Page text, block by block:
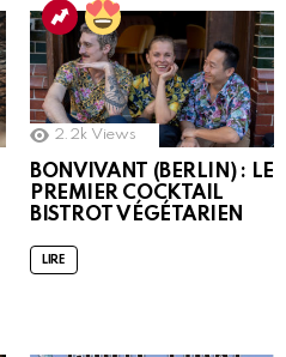
2.2k Views
BONVIVANT (BERLIN) : LE
PREMIER COCKTAIL
BISTROT VÉGÉTARIEN
LIRE